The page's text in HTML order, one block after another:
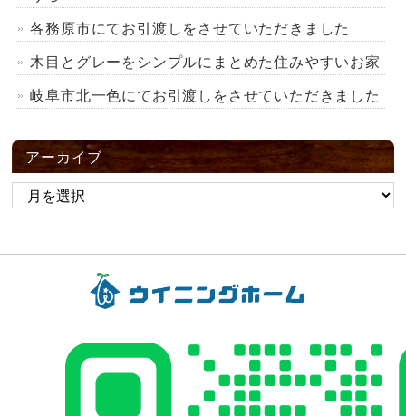
各務原市にてお引渡しをさせていただきました
木目とグレーをシンプルにまとめた住みやすいお家
岐阜市北一色にてお引渡しをさせていただきました
アーカイブ